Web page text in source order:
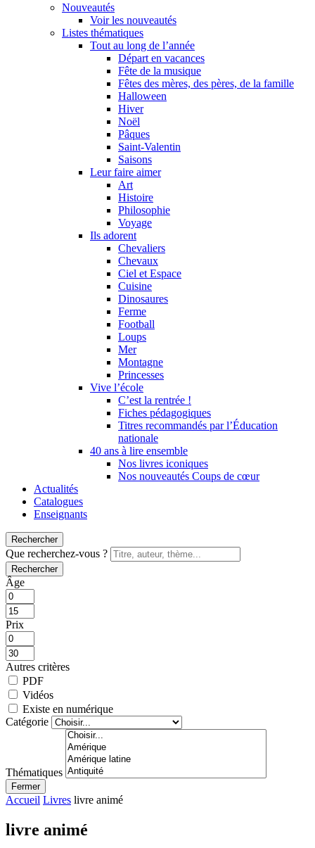
Nouveautés
Voir les nouveautés
Listes thématiques
Tout au long de l’année
Départ en vacances
Fête de la musique
Fêtes des mères, des pères, de la famille
Halloween
Hiver
Noël
Pâques
Saint-Valentin
Saisons
Leur faire aimer
Art
Histoire
Philosophie
Voyage
Ils adorent
Chevaliers
Chevaux
Ciel et Espace
Cuisine
Dinosaures
Ferme
Football
Loups
Mer
Montagne
Princesses
Vive l’école
C’est la rentrée !
Fiches pédagogiques
Titres recommandés par l’Éducation
nationale
40 ans à lire ensemble
Nos livres iconiques
Nos nouveautés Coups de cœur
Actualités
Catalogues
Enseignants
Rechercher
Que recherchez-vous ?
Rechercher
Âge
Prix
Autres critères
PDF
Vidéos
Existe en numérique
Catégorie
Thématiques
Fermer
Accueil Livres livre animé
livre animé